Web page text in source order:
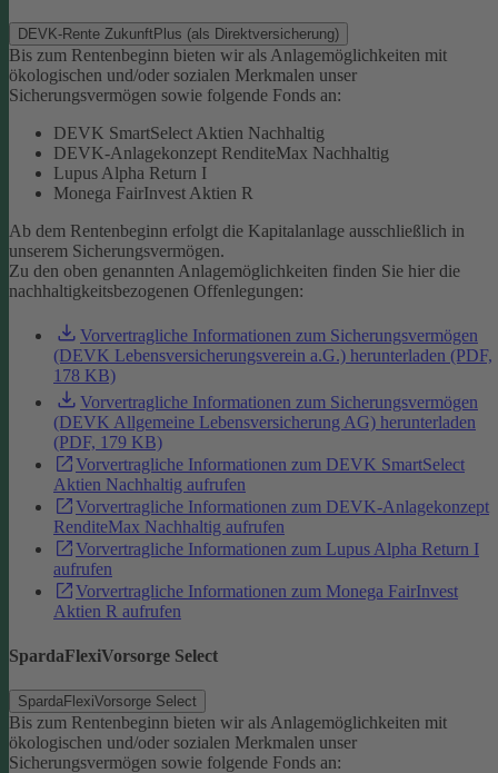
DEVK-Rente ZukunftPlus (als Direktversicherung)
Bis zum Rentenbeginn bieten wir als Anlagemöglichkeiten mit
ökologischen und/oder sozialen Merkmalen unser
Sicherungsvermögen sowie folgende Fonds an:
DEVK SmartSelect Aktien Nachhaltig
DEVK-Anlagekonzept RenditeMax Nachhaltig
Lupus Alpha Return I
Monega FairInvest Aktien R
Ab dem Rentenbeginn erfolgt die Kapitalanlage ausschließlich in
unserem Sicherungsvermögen.
Zu den oben genannten Anlagemöglichkeiten finden Sie hier die
nachhaltigkeitsbezogenen Offenlegungen:
Vorvertragliche Informationen zum Sicherungsvermögen
(DEVK Lebensversicherungsverein a.G.) herunterladen (PDF,
178 KB)
Vorvertragliche Informationen zum Sicherungsvermögen
(DEVK Allgemeine Lebensversicherung AG) herunterladen
(PDF, 179 KB)
Vorvertragliche Informationen zum DEVK SmartSelect
Aktien Nachhaltig aufrufen
Vorvertragliche Informationen zum DEVK-Anlagekonzept
RenditeMax Nachhaltig aufrufen
Vorvertragliche Informationen zum Lupus Alpha Return I
aufrufen
Vorvertragliche Informationen zum Monega FairInvest
Aktien R aufrufen
SpardaFlexiVorsorge Select
SpardaFlexiVorsorge Select
Bis zum Rentenbeginn bieten wir als Anlagemöglichkeiten mit
ökologischen und/oder sozialen Merkmalen unser
Sicherungsvermögen sowie folgende Fonds an: